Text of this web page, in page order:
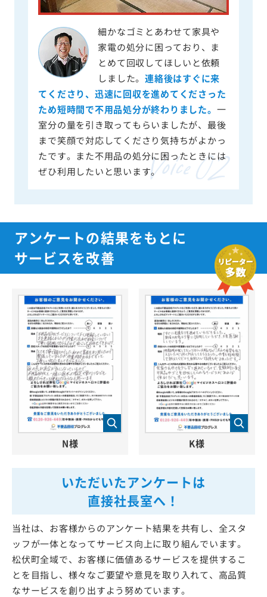
細かなゴミとあわせて家具や
家電の処分に困っており、ま
とめて回収してほしいと依頼
しました。連絡後はすぐに来
てくださり、迅速に回収を進めてくださった
ため短時間で不用品処分が終わりました。 一
室分の量を引き取ってもらいましたが、最後
まで笑顔で対応してくださり気持ちがよかっ
たです。また不用品の処分に困ったときには
ぜひ利用したいと思います。
アンケートの結果をもとに
サービスを改善
いただいたアンケートは
直接社長室へ！
当社は、お客様からのアンケート結果を共有し、全スタ
ッフが一体となってサービス向上に取り組んでいます。
松伏町全域で、お客様に価値あるサービスを提供するこ
とを目指し、様々なご要望や意見を取り入れて、高品質
なサービスを創り出すよう努めています。
N様 K様